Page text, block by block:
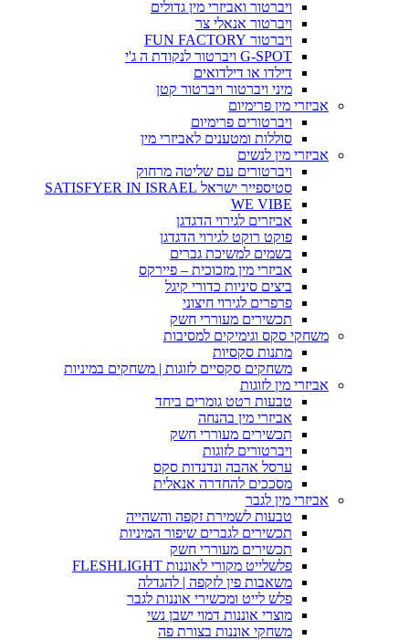
ויברטור ואביזרי מין גדולים
ויברטור אנאלי צר
ויברטור FUN FACTORY
G-SPOT ויברטור לנקודת ה ג'י
דילדו או דילדואים
מיני ויברטור ויברטור קטן
אביזרי מין פרימיום
ויברטורים פרימיום
סוללות ומטענים לאביזרי מין
אביזרי מין לנשים
ויברטורים עם שליטה מרחוק
סטיספייר ישראל SATISFYER IN ISRAEL
WE VIBE
אביזרים לגירוי הדגדגן
פוקט רוקט לגירוי הדגדגן
בשמים למשיכת גברים
אביזרי מין מזכוכית – פיירקס
ביצים סיניות כדורי קיגל
פרפרים לגירוי חיצוני
תכשירים מעוררי חשק
משחקי סקס וגימיקים למסיבות
מתנות סקסיות
משחקים סקסיים לזוגות | משחקים במיניות
אביזרי מין לזוגות
טבעות רטט גומרים ביחד
אביזרי מין בהנחה
תכשירים מעוררי חשק
ויברטורים לזוגות
ערסל אהבה ונדנדות סקס
מסככים להחדרה אנאלית
אביזרי מין לגבר
טבעות לשמירת זקפה והשהייה
תכשירים לגברים שיפור המיניות
תכשירים מעוררי חשק
פלשלייט מקורי לאוננות FLESHLIGHT
משאבות פין לזקפה | להגדלה
פלש לייט ומכשירי אוננות לגבר
מוצרי אוננות דמוי ישבן נשי
משחקי אוננות בצורת פה